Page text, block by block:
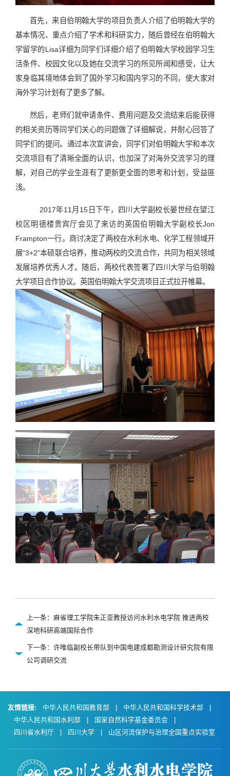
首先，来自伯明翰大学的项目负责人介绍了伯明翰大学的
基本情况、重点介绍了学术和科研实力，随后曾经在伯明翰大
学留学的Lisa详细为同学们详细介绍了伯明翰大学校园学习生
活条件、校园文化以及她在交流学习的所见所闻和感受，让大
家身临其境地体会到了国外学习和国内学习的不同，使大家对
海外学习计划有了更多了解。
然后，老师们就申请条件、费用问题及交流结束后能获得
的相关资历等同学们关心的问题做了详细解说，并耐心回答了
同学们的提问。通过本次宣讲会，同学们对伯明翰大学和本次
交流项目有了清晰全面的认识，也加深了对海外交流学习的理
解，对自己的学业生涯有了更新更全面的思考和计划，受益匪
浅。
2017年11月15日下午，四川大学副校长晏世经在望江
校区明德楼贵宾厅会见了来访的英国伯明翰大学副校长Jon
Frampton一行。商讨决定了两校在水利水电、化学工程领域开
展“3+2”本硕联合培养，推动两校的交流合作，共同为相关领域
发展培养优秀人才。随后，两校代表签署了四川大学与伯明翰
大学项目合作协议。英国伯明翰大学交流项目正式拉开帷幕。
上一条：麻省理工学院朱正亚教授访问水利水电学院 推进两校
深地科研高端国际合作
下一条：许唯临副校长带队到中国电建成都勘测设计研究院有限
公司调研交流
友情链接: 中华人民共和国教育部 中华人民共和国科学技术部
中华人民共和国水利部
国家自然科学基金委员会
四川省水利厅
四川大学 山区河流保护与治理全国重点实验室